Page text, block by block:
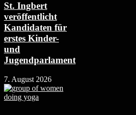
St. Ingbert
veröffentlicht
Kandidaten für
erstes Kinder-
und
Jugendparlament
7. August 2026